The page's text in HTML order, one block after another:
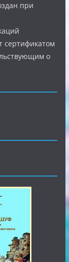
при
сертификатом
о